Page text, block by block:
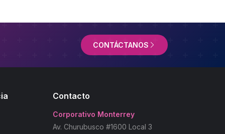
CONTÁCTANOS
Contacto
Corporativo Monterrey
Av. Churubusco #1600 Local 3